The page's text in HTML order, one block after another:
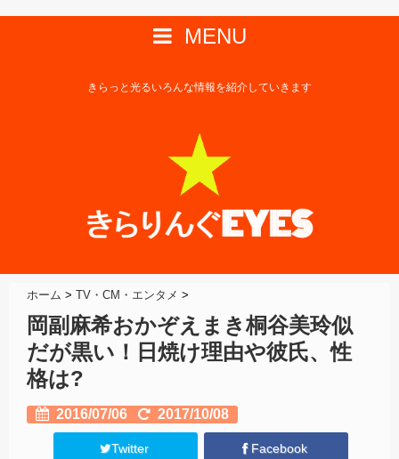
MENU
きらっと光るいろんな情報を紹介していきます
ホーム > TV・CM・エンタメ >
岡副麻希おかぞえまき桐谷美玲似
だが黒い！日焼け理由や彼氏、性
格は?
2016/07/06 2017/10/08
Twitter Facebook